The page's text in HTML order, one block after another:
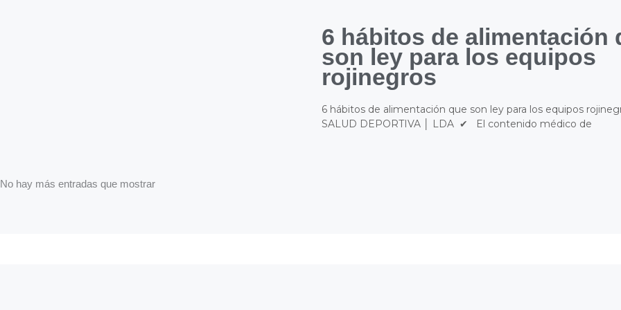
6 hábitos de alimentación
son ley para los equipos
rojinegros
6 hábitos de alimentación que son ley para los equipos
SALUD DEPORTIVA │ LDA ✔ El contenido médico de
No hay más entradas que mostrar